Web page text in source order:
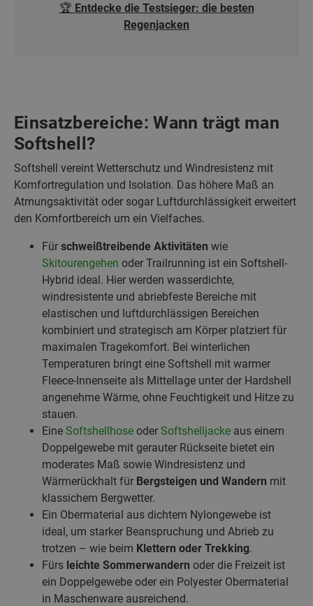
🏆 Entdecke die Testsieger: die besten
Regenjacken
Einsatzbereiche: Wann trägt man
Softshell?
Softshell vereint Wetterschutz und Windresistenz mit
Komfortregulation und Isolation. Das höhere Maß an
Atmungsaktivität oder sogar Luftdurchlässigkeit erweitert
den Komfortbereich um ein Vielfaches.
Für schweißtreibende Aktivitäten wie
Skitourengehen oder Trailrunning ist ein Softshell-
Hybrid ideal. Hier werden wasserdichte,
windresistente und abriebfeste Bereiche mit
elastischen und luftdurchlässigen Bereichen
kombiniert und strategisch am Körper platziert für
maximalen Tragekomfort. Bei winterlichen
Temperaturen bringt eine Softshell mit warmer
Fleece-Innenseite als Mittellage unter der Hardshell
angenehme Wärme, ohne Feuchtigkeit und Hitze zu
stauen.
Eine Softshellhose oder Softshelljacke aus einem
Doppelgewebe mit gerauter Rückseite bietet ein
moderates Maß sowie Windresistenz und
Wärmerückhalt für Bergsteigen und Wandern mit
klassichem Bergwetter.
Ein Obermaterial aus dichtem Nylongewebe ist
ideal, um starker Beanspruchung und Abrieb zu
trotzen – wie beim Klettern oder Trekking.
Fürs leichte Sommerwandern oder die Freizeit ist
ein Doppelgewebe oder ein Polyester Obermaterial
in Maschenware ausreichend.